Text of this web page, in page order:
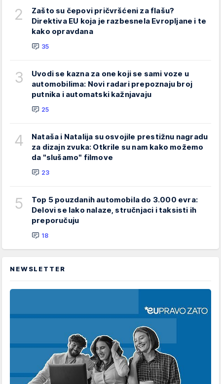
2
Zašto su čepovi pričvršćeni za flašu?
Direktiva EU koja je razbesnela Evropljane i te
kako opravdana
35
3
Uvodi se kazna za one koji se sami voze u
automobilima: Novi radari prepoznaju broj
putnika i automatski kažnjavaju
25
4
Nataša i Natalija su osvojile prestižnu nagradu
za dizajn zvuka: Otkrile su nam kako možemo
da "slušamo" filmove
23
5
Top 5 pouzdanih automobila do 3.000 evra:
Delovi se lako nalaze, stručnjaci i taksisti ih
preporučuju
18
NEWSLETTER